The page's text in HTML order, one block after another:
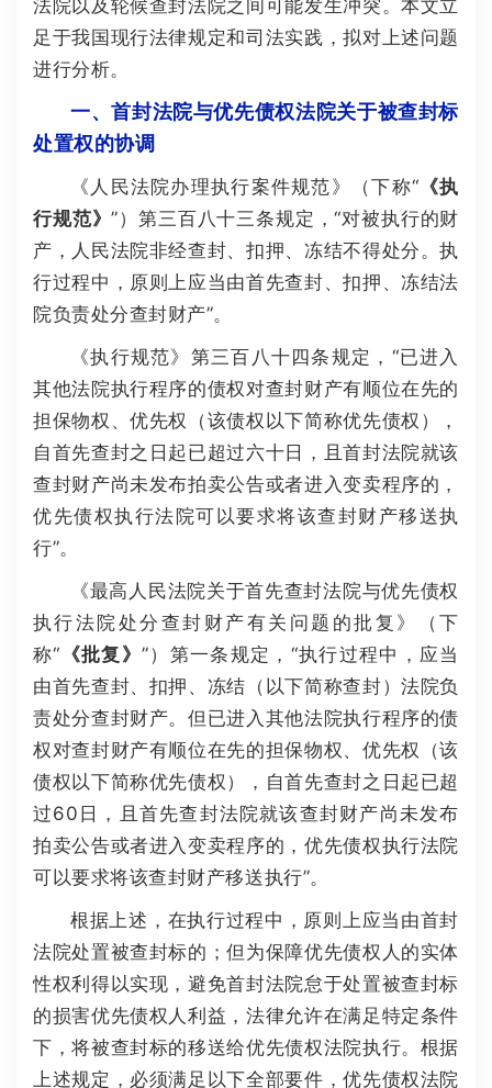
法院以及轮候查封法院之间可能发生冲突。本文立
足于我国现行法律规定和司法实践，拟对上述问题
进行分析。
一、首封法院与优先债权法院关于被查封标
处置权的协调
《人民法院办理执行案件规范》（下称“ 《执
行规范》”）第三百八十三条规定，“对被执行的财
产，人民法院非经查封、扣押、冻结不得处分。执
行过程中，原则上应当由首先查封、扣押、冻结法
院负责处分查封财产”。
《执行规范》第三百八十四条规定，“已进入
其他法院执行程序的债权对查封财产有顺位在先的
担保物权、优先权（该债权以下简称优先债权），
自首先查封之日起已超过六十日，且首封法院就该
查封财产尚未发布拍卖公告或者进入变卖程序的，
优先债权执行法院可以要求将该查封财产移送执
行”。
《最高人民法院关于首先查封法院与优先债权
执行法院处分查封财产有关问题的批复》（下
称“ 《批复》”）第一条规定，“执行过程中，应当
由首先查封、扣押、冻结（以下简称查封）法院负
责处分查封财产。但已进入其他法院执行程序的债
权对查封财产有顺位在先的担保物权、优先权（该
债权以下简称优先债权），自首先查封之日起已超
过60日，且首先查封法院就该查封财产尚未发布
拍卖公告或者进入变卖程序的，优先债权执行法院
可以要求将该查封财产移送执行”。
根据上述，在执行过程中，原则上应当由首封
法院处置被查封标的；但为保障优先债权人的实体
性权利得以实现，避免首封法院怠于处置被查封标
的损害优先债权人利益，法律允许在满足特定条件
下，将被查封标的移送给优先债权法院执行。根据
上述规定，必须满足以下全部要件，优先债权法院